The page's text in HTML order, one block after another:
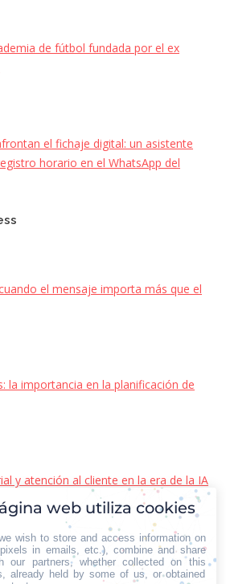
de fútbol fundada por el ex
el fichaje digital: un asistente
horario en el WhatsApp del
el mensaje importa más que el
la importancia en la planificación de
y atención al cliente en la era de la IA
web utiliza cookies
we wish to store and access information on
in emails, etc.), combine and share
our partners, whether collected on this
already held by some of us, or obtained